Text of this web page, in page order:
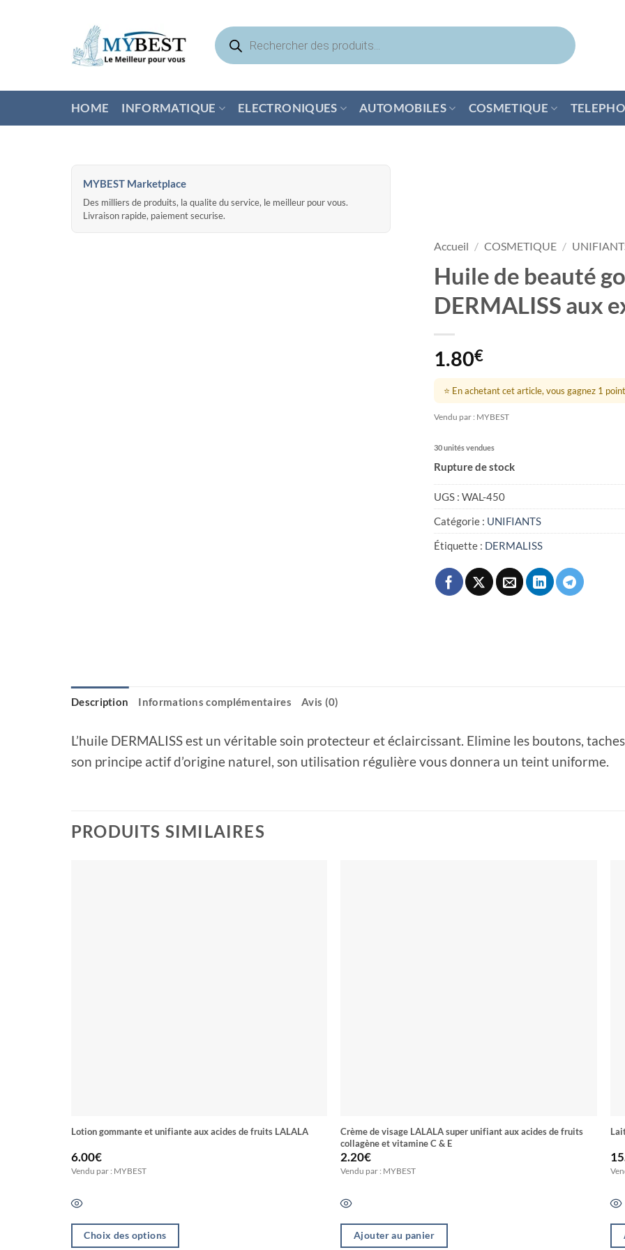
Recherche
de
produits
HOME INFORMATIQUE ELECTRONIQUES AUTOMOBILES COSMETIQUE
MYBEST Marketplace
Des milliers de produits, la qualite du service, le meilleur pour vous.
Livraison rapide, paiement securise.
Accueil / COSMETIQUE /
Huile de beauté
DERMALISS aux
1.80€
⭐ En achetant cet article, vous gagnez 1
Vendu par : MYBEST
30 unités vendues
Rupture de stock
UGS :WAL-450
Catégorie : UNIFIANTS
Étiquette : DERMALISS
Description Informations complémentaires Avis (0)
L’huile DERMALISS est un véritable soin protecteur et éclaircissant. Elimine les boutons,
son principe actif d’origine naturel, son utilisation régulière vous donnera un teint uniforme.
PRODUITS SIMILAIRES
Lotion gommante et unifiante aux acides de fruits LALALA
6.00€
Vendu par : MYBEST
Choix des options
Crème de visage LALALA super unifiant aux acides de fruits
collagène et vitamine C & E
2.20€
Vendu par : MYBEST
Ajouter au panier